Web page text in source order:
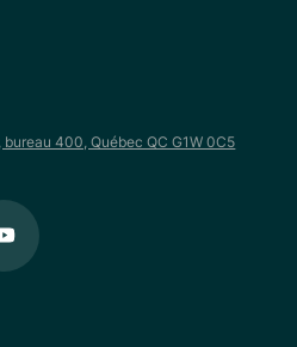
400, Québec QC G1W 0C5